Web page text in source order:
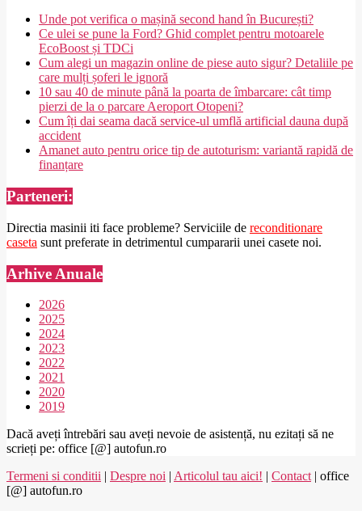
Unde pot verifica o mașină second hand în București?
Ce ulei se pune la Ford? Ghid complet pentru motoarele
EcoBoost și TDCi
Cum alegi un magazin online de piese auto sigur? Detaliile pe
care mulți șoferi le ignoră
10 sau 40 de minute până la poarta de îmbarcare: cât timp
pierzi de la o parcare Aeroport Otopeni?
Cum îți dai seama dacă service-ul umflă artificial dauna după
accident
Amanet auto pentru orice tip de autoturism: variantă rapidă de
finanțare
Parteneri:
Directia masinii iti face probleme? Serviciile de reconditionare
caseta sunt preferate in detrimentul cumpararii unei casete noi.
Arhive Anuale
2026
2025
2024
2023
2022
2021
2020
2019
Dacă aveți întrebări sau aveți nevoie de asistență, nu ezitați să ne
scrieți pe: office [@] autofun.ro
Termeni si conditii | Despre noi | Articolul tau aici! | Contact | office
[@] autofun.ro